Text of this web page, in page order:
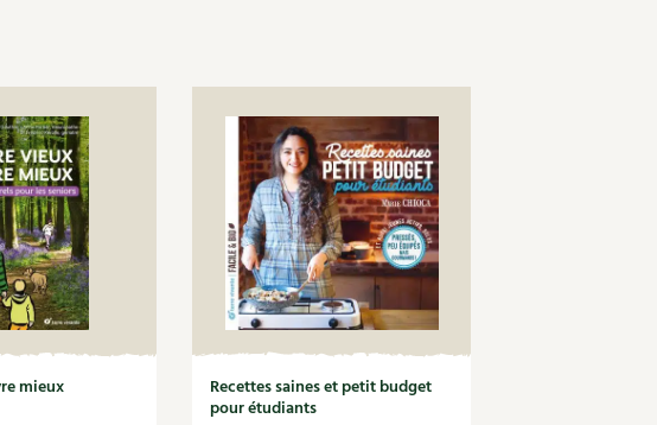
mieux Recettes saines et petit budget
pour étudiants